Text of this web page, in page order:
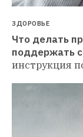
ЗДОРОВЬЕ
Что делать
поддержать
инструкция